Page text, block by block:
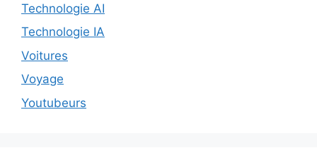
Technologie AI
Technologie IA
Voitures
Voyage
Youtubeurs